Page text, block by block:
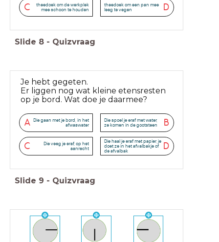
C
theedoek om de werkplek
mee schoon te houden
D
theedoek om een pan mee
leeg te vegen
Slide 8 - Quizvraag
Je hebt gegeten.
Er liggen nog wat kleine etensresten
op je bord. Wat doe je daarmee?
A Die gaan met je bord, in het
afwaswater
B
Die spoel je eraf met water,
ze komen in de gootsteen
C
Die veeg je eraf, op het
aanrecht
D
Die haal je eraf met papier, je
doet ze in het afvalbakje of
de afvalbak
Slide 9 - Quizvraag